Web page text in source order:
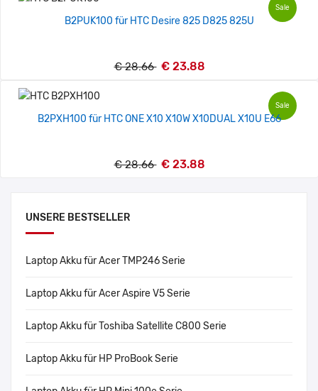
UNSERE BESTSELLER
Laptop Akku für Acer TMP246 Serie
Laptop Akku für Acer Aspire V5 Serie
Laptop Akku für Toshiba Satellite C800 Serie
Laptop Akku für HP ProBook Serie
Sale
B2PUK100 für HTC Desire 825 D825 825U
€ 28.66 € 23.88
Sale
B2PXH100 für HTC ONE X10 X10W X10DUAL X10U E66
€ 28.66 € 23.88